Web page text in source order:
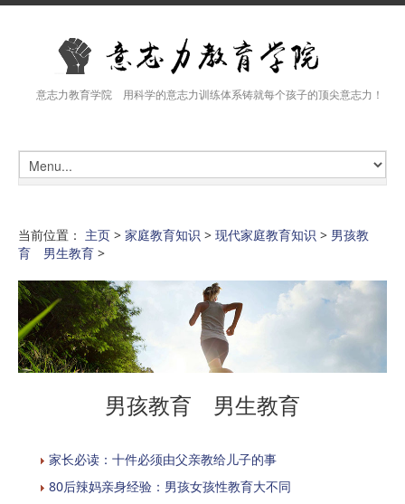
意志力教育学院 用科学的意志力训练体系铸就每个孩子的顶尖意志力！
当前位置： 主页 > 家庭教育知识 > 现代家庭教育知识 > 男孩教
育 男生教育 >
男孩教育 男生教育
家长必读：十件必须由父亲教给儿子的事
80后辣妈亲身经验：男孩女孩性教育大不同